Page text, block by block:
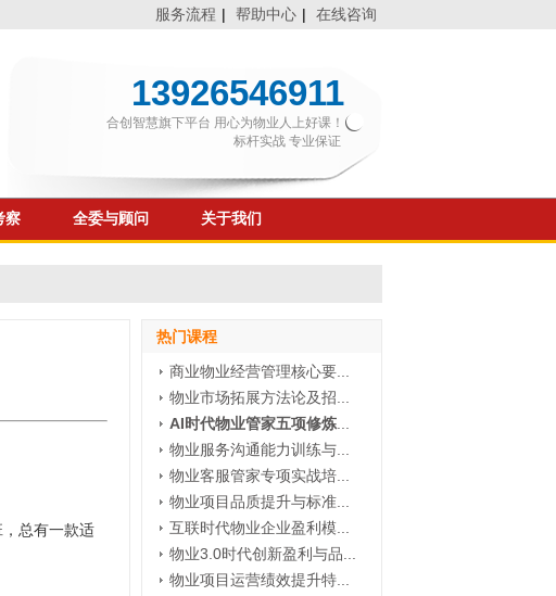
服务流程 | 帮助中心 | 在线咨询
13926546911
合创智慧旗下平台 用心为物业人上好课！
标杆实战 专业保证
察 全委与顾问 关于我们
总有一款适
热门课程
商业物业经营管理核心要...
物业市场拓展方法论及招...
AI时代物业管家五项修炼
物业服务沟通能力训练与...
物业客服管家专项实战培...
物业项目品质提升与标准...
互联时代物业企业盈利模...
物业3.0时代创新盈利与品...
物业项目运营绩效提升特...